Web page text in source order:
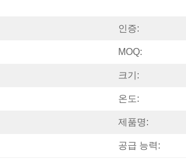
인증:
MOQ:
크기:
온도:
제품명:
공급 능력: